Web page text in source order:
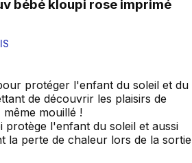
188 reviews
protéger l'enfant du soleil et du
de découvrir les plaisirs de
mouillé !
protège l'enfant du soleil et aussi
la perte de chaleur lors de la sortie